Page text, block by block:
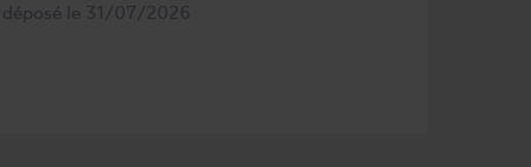
déposé le 31/07/2026